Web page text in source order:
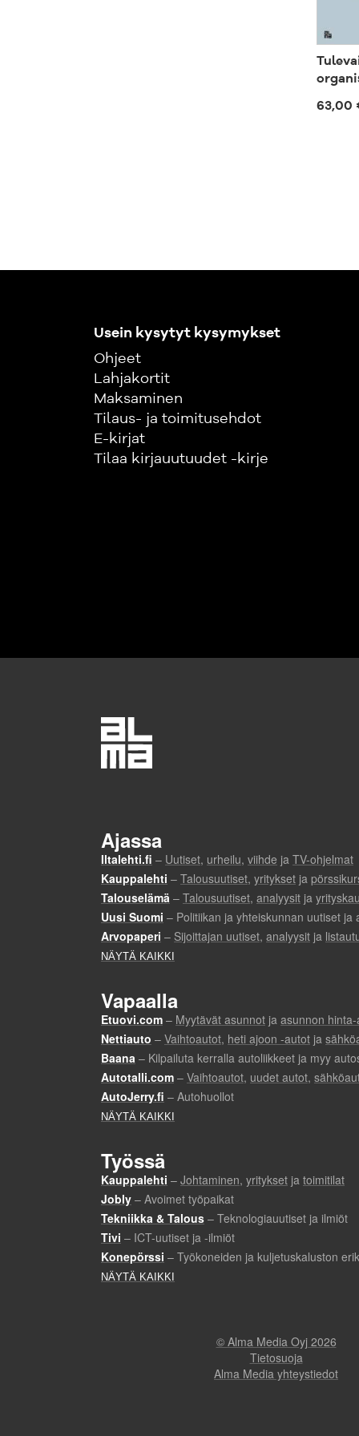
63,00
Usein kysytyt kysymykset
Ohjeet
Lahjakortit
Maksaminen
Tilaus- ja toimitusehdot
E-kirjat
Tilaa kirjauutuudet -kirje